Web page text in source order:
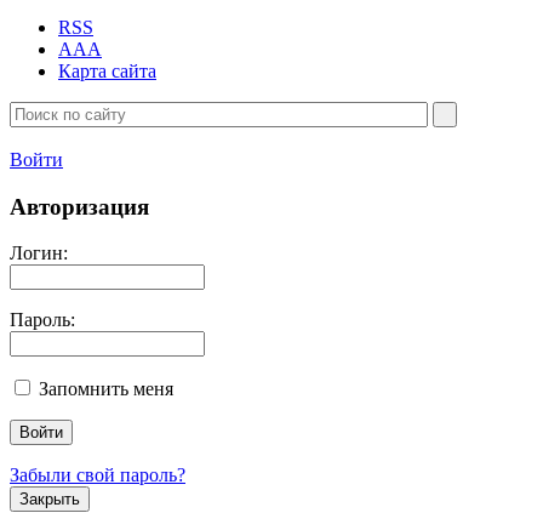
RSS
AAA
Карта сайта
Войти
Авторизация
Логин:
Пароль:
Запомнить меня
Забыли свой пароль?
Закрыть